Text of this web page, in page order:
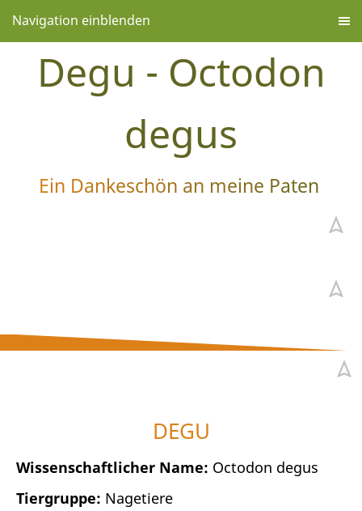
Navigation einblenden
Degu - Octodon
degus
Ein Dankeschön an meine Paten
DEGU
Wissenschaftlicher Name: Octodon degus
Tiergruppe: Nagetiere